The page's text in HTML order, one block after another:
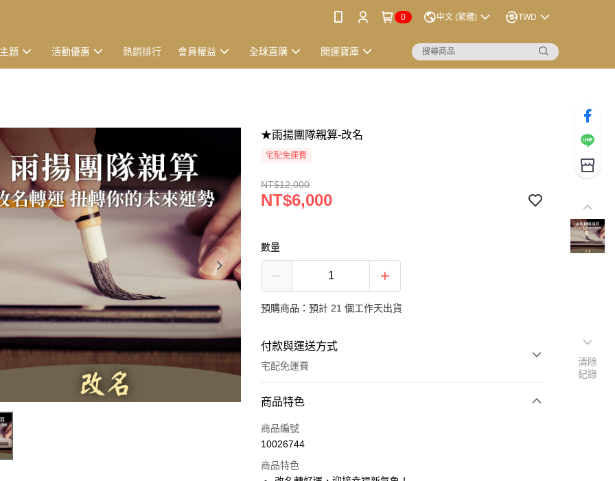
0 中文 (繁體) TWD
題 活動優惠 熱銷排行 會員權益 全球直購 開運寶庫
★雨揚團隊親算-改名
宅配免運費
NT$12,000
NT$6,000
數量
預購商品：預計 21 個工作天出貨
付款與運送方式
宅配免運費
付款方式
信用卡一次付款
Apple Pay
商品特色
商品編號
10026744
商品特色
清除
紀錄